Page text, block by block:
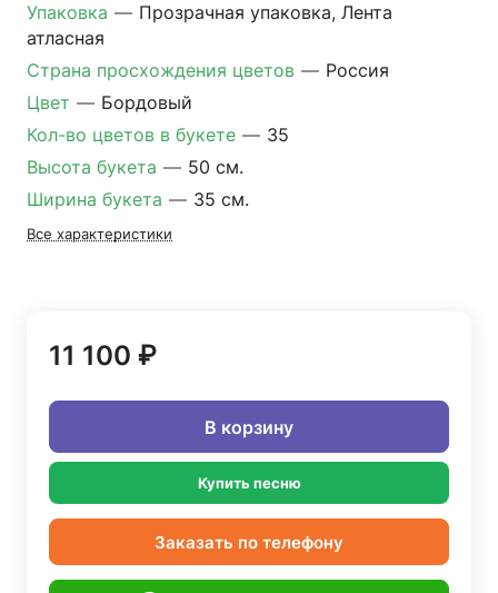
Упаковка — Прозрачная упаковка, Лента
атласная
Страна просхождения цветов — Россия
Цвет — Бордовый
Кол-во цветов в букете — 35
Высота букета — 50 см.
Ширина букета — 35 см.
Все характеристики
11 100 ₽
В корзину
Купить песню
Заказать по телефону